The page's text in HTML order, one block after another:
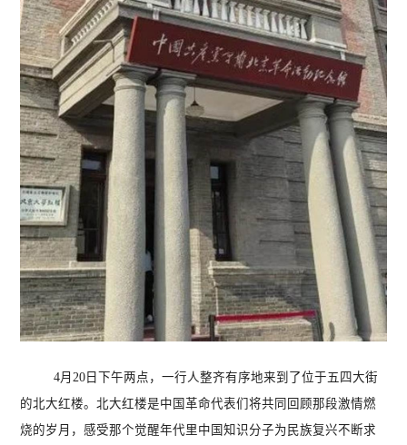
4月 20日下午两点，一行人整齐有序地来到了位于五四大街
的北大红楼。北大红楼是中国革命代表们将共同回顾那段激情燃
烧的岁月，感受那个觉醒年代里中国知识分子为民族复兴不断求